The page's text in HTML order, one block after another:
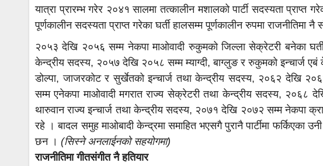
यात्रा प्रारम्भ गरेर २०४१ सालमा तत्कालीन मशालको पार्टी सदस्यता
पूर्णकालीन सदस्यता प्राप्त गरेका घर्ती हालसम्म पूर्णकालीन रुपमा राजनीतिमा
२०५३ देखि २०५६ सम्म नेकपा माओवादी रुकुमको जिल्ला सेक्रेटरी बनेका
केन्द्रीय सदस्य, २०५७ देखि २०५८ सम्म म्याग्दी, बाग्लुङ र रुकुमको इन्चार्ज
डोल्पा, जाजरकोट र सुर्खेतको इन्चार्ज तथा केन्द्रीय सदस्य, २०६२ देखि
सम्म एनेकपा माओवादी मगरात राज्य सेक्रेटरी तथा केन्द्रीय सदस्य, २०६८
थारुवान राज्य इन्चार्ज तथा केन्द्रीय सदस्य, २०७१ देखि २०७२ सम्म नेकपा
रहे । बादल समुह माओबादी केन्द्रमा समाहित भएसगै पुरानै पार्टीमा
छन । (सिस्ने अनलाईनको सहयोगमा)
राजनीतिमा गीतसंगीत नै हतियार